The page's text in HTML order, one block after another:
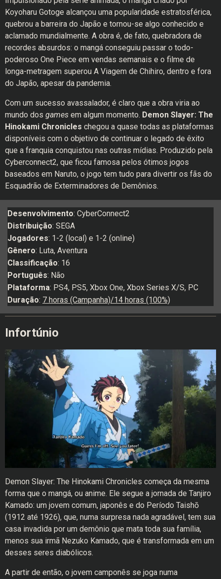
Koyoharu Gotoge alcançou uma popularidade estratosférica,
quebrou a barreira do Japão e tornou-se algo conhecido e
aclamado mundialmente. A obra é, de fato, quebradora de
recordes absurdos: o mangá conseguiu passar o todo-
poderoso One Piece em vendas semanais e o filme de
longa-metragem superou A Viagem de Chihiro, dentro e fora
do Japão, apesar da pandemia.
Com um sucesso avassalador, é claro que a obra viria ao
mundo dos games em algum momento. Demon Slayer: The
Hinokami Chronicles chegou a quase todas as plataformas
disponíveis com o objetivo de continuar o legado de êxito
que a franquia conquistou nas outras mídias. Produzido pela
Cyberconnect2, que ficou famosa pelos ótimos jogos
baseados em Naruto, o jogo tem tudo para divertir os fãs do
Esquadrão de Exterminadores de Demônios.
Desenvolvimento: CyberConnect2
Distribuição: SEGA
Jogadores: 1-2 (local) e 1-2 (online)
Gênero: Luta, Aventura
Classificação: 16
Português: Não
Plataforma: PS4, PS5, Xbox One, Xbox Series X/S, PC
Duração: 7 horas (Campanha)/14 horas (100%)
Infortúnio
Demon Slayer: The Hinokami Chronicles começa da mesma
forma que o mangá, ou anime. Ele segue a jornada de Tanjiro
Kamado: um jovem comum, japonês e do Período Taishō
(1912 até 1926), que, numa surpresa nada agradável, tem sua
casa invadida por um demônio que mata toda sua família,
menos sua irmã Nezuko Kamado, que é transformada em um
desses seres diabólicos.
A partir de então, o jovem camponês se joga numa